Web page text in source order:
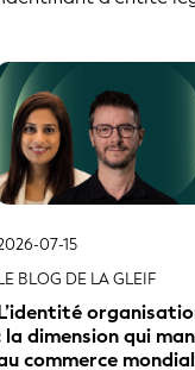
07-15
BLOG DE LA GLEIF
la dimension qui
commerce mondial